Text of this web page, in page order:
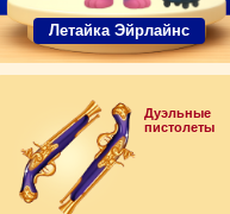
Летайка Эйрлайнс
Дуэльные
пистолеты